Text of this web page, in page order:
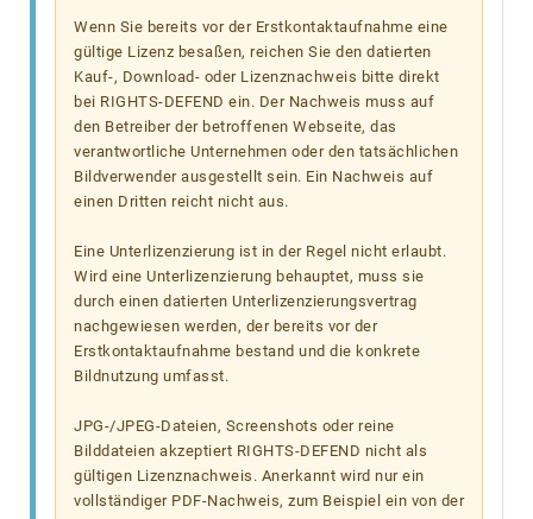
Wenn Sie bereits vor der Erstkontaktaufnahme eine
gültige Lizenz besaßen, reichen Sie den datierten
Kauf-, Download- oder Lizenznachweis bitte direkt
bei RIGHTS-DEFEND ein. Der Nachweis muss auf
den Betreiber der betroffenen Webseite, das
verantwortliche Unternehmen oder den tatsächlichen
Bildverwender ausgestellt sein. Ein Nachweis auf
einen Dritten reicht nicht aus.
Eine Unterlizenzierung ist in der Regel nicht erlaubt.
Wird eine Unterlizenzierung behauptet, muss sie
durch einen datierten Unterlizenzierungsvertrag
nachgewiesen werden, der bereits vor der
Erstkontaktaufnahme bestand und die konkrete
Bildnutzung umfasst.
JPG-/JPEG-Dateien, Screenshots oder reine
Bilddateien akzeptiert RIGHTS-DEFEND nicht als
gültigen Lizenznachweis. Anerkannt wird nur ein
vollständiger PDF-Nachweis, zum Beispiel ein von der